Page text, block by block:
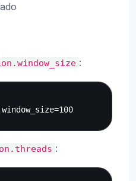
:
: